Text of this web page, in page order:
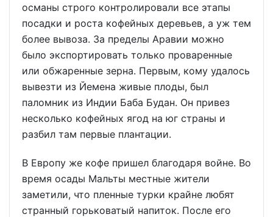
османы строго контролировали все этапы
посадки и роста кофейных деревьев, а уж тем
более вывоза. За пределы Аравии можно
было экспортировать только проваренные
или обжаренные зерна. Первым, кому удалось
вывезти из Йемена живые плоды, был
паломник из Индии Баба Будан. Он привез
несколько кофейных ягод на юг страны и
разбил там первые плантации.
В Европу же кофе пришел благодаря войне. Во
время осады Мальты местные жители
заметили, что пленные турки крайне любят
странный горьковатый напиток. После его